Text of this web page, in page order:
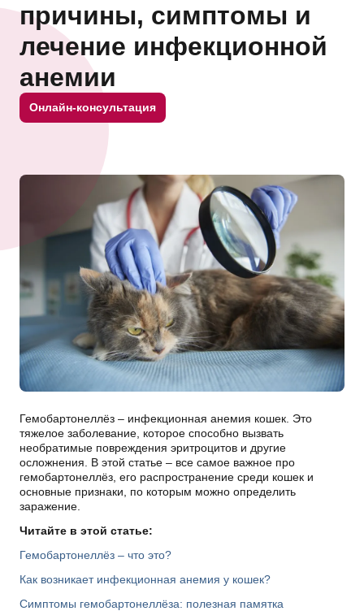
причины, симптомы и
лечение инфекционной
анемии
Онлайн-консультация
Гемобартонеллёз – инфекционная анемия кошек. Это
тяжелое заболевание, которое способно вызвать
необратимые повреждения эритроцитов и другие
осложнения. В этой статье – все самое важное про
гемобартонеллёз, его распространение среди кошек и
основные признаки, по которым можно определить
заражение.
Читайте в этой статье:
Гемобартонеллёз – что это?
Как возникает инфекционная анемия у кошек?
Симптомы гемобартонеллёза: полезная памятка